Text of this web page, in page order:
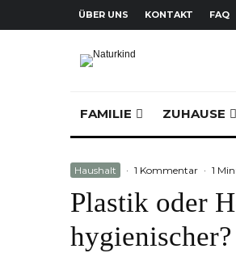
ÜBER UNS KONTAKT FAQ
FAMILIE ZUHAUSE
Haushalt · 1 Kommentar · 1
Plastik oder
hygienischer?